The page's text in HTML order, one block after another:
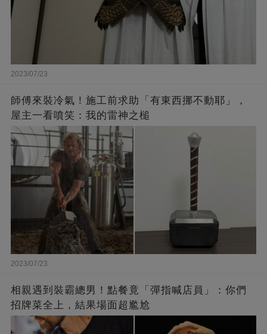
2023/07/23
師傅來裝冷氣！施工前求助「有東西挪不動耶」，
屋主一看噴笑：我的雷神之槌
2023/07/23
相親遇到裝霸總男！點餐竟「彈指喊店員」：你們
招牌菜全上，結果場面超尷尬